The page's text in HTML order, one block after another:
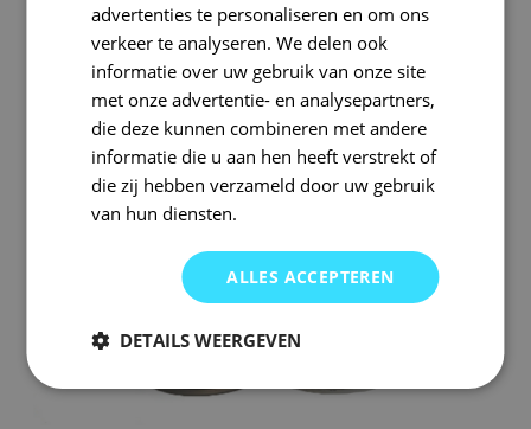
advertenties te personaliseren en om ons
verkeer te analyseren. We delen ook
informatie over uw gebruik van onze site
met onze advertentie- en analysepartners,
die deze kunnen combineren met andere
informatie die u aan hen heeft verstrekt of
die zij hebben verzameld door uw gebruik
van hun diensten.
ALLES ACCEPTEREN
DETAILS WEERGEVEN